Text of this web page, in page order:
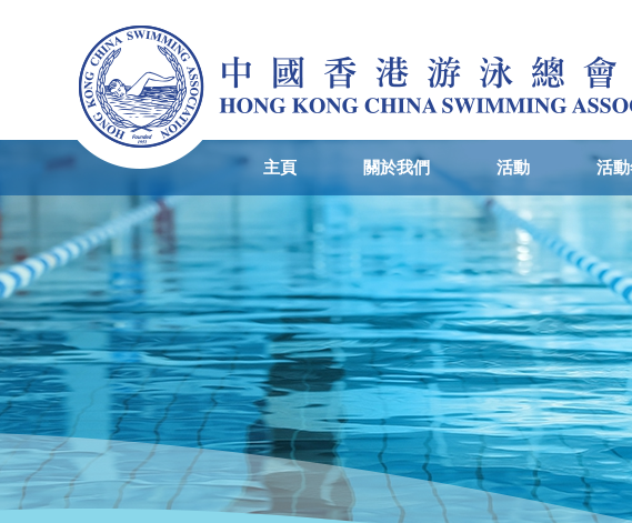
主頁 關於我們 活動 活